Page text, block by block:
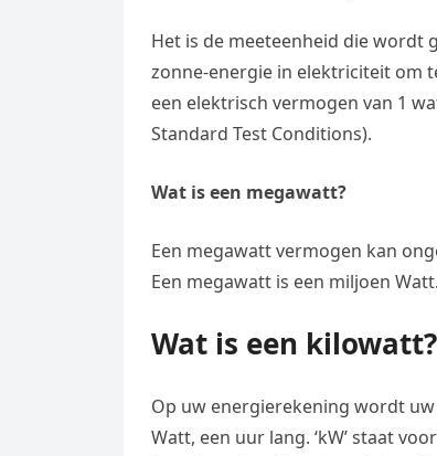
Het is de meeteenheid die wordt
zonne-energie in elektriciteit om
een elektrisch vermogen van 1
Standard Test Conditions).
Wat is een megawatt?
Een megawatt vermogen kan
Een megawatt is een miljoen Watt.
Wat is een kilowatt?
Op uw energierekening wordt
Watt, een uur lang. ‘kW’ staat